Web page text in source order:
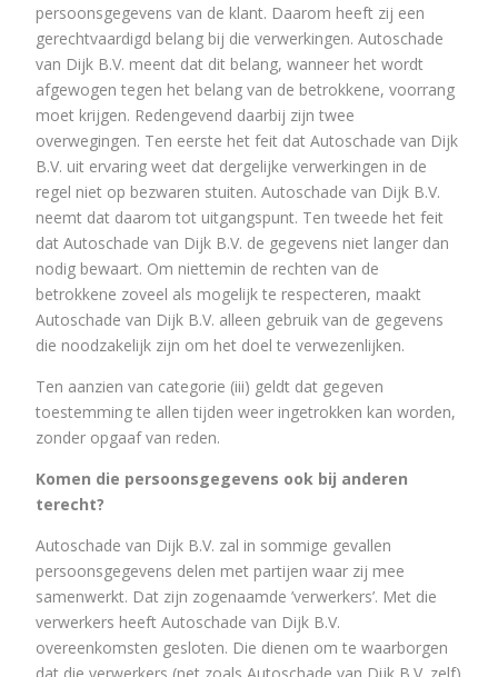
persoonsgegevens van de klant. Daarom heeft zij een
gerechtvaardigd belang bij die verwerkingen. Autoschade
van Dijk B.V. meent dat dit belang, wanneer het wordt
afgewogen tegen het belang van de betrokkene, voorrang
moet krijgen. Redengevend daarbij zijn twee
overwegingen. Ten eerste het feit dat Autoschade van Dijk
B.V. uit ervaring weet dat dergelijke verwerkingen in de
regel niet op bezwaren stuiten. Autoschade van Dijk B.V.
neemt dat daarom tot uitgangspunt. Ten tweede het feit
dat Autoschade van Dijk B.V. de gegevens niet langer dan
nodig bewaart. Om niettemin de rechten van de
betrokkene zoveel als mogelijk te respecteren, maakt
Autoschade van Dijk B.V. alleen gebruik van de gegevens
die noodzakelijk zijn om het doel te verwezenlijken.
Ten aanzien van categorie (iii) geldt dat gegeven
toestemming te allen tijden weer ingetrokken kan worden,
zonder opgaaf van reden.
Komen die persoonsgegevens ook bij anderen
terecht?
Autoschade van Dijk B.V. zal in sommige gevallen
persoonsgegevens delen met partijen waar zij mee
samenwerkt. Dat zijn zogenaamde ’verwerkers’. Met die
verwerkers heeft Autoschade van Dijk B.V.
overeenkomsten gesloten. Die dienen om te waarborgen
dat die verwerkers (net zoals Autoschade van Dijk B.V. zelf)